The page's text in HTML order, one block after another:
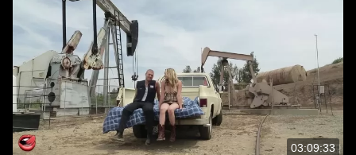
03:09:33